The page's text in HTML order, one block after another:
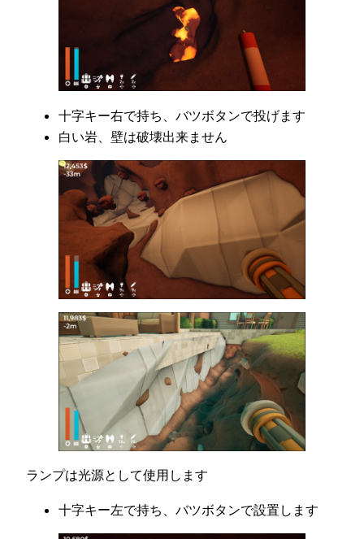
十字キー右で持ち、バツボタンで投げます
白い岩、壁は破壊出来ません
ランプは光源として使用します
十字キー左で持ち、バツボタンで設置します